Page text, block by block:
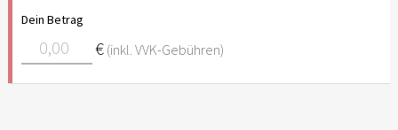
Dein Betrag
€ (inkl. VVK-Gebühren)